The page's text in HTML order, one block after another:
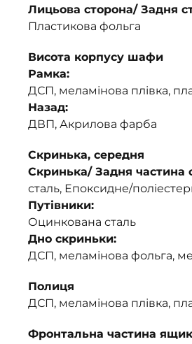
Лицьова сторона/ Задня
Пластикова фольга
Висота корпусу шафи
Рамка:
ДСП, меламінова плівка,
Назад:
ДВП, Акрилова фарба
Скринька, середня
Скринька/ Задня частина
сталь, Епоксидне/
Путівники:
Оцинкована сталь
Дно скриньки:
ДСП, меламінова фольга,
Полиця
ДСП, меламінова плівка,
Фронтальна частина